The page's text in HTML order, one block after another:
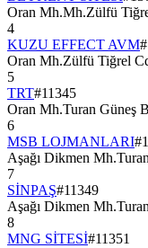
Oran Mh.Mh.Zülfü
4
KUZU EFFECT AVM#
Oran Mh.Zülfü Tiğrel
5
TRT#11345
Oran Mh.Turan Güneş
6
MSB LOJMANLARI#
Aşağı Dikmen
7
SİNPAŞ#11349
Aşağı Dikmen
8
MNG SİTESİ#11351